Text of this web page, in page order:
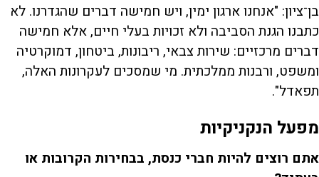
בן־ציון: "אנחנו ארגון ימין, ויש חמישה דברים שהגדרנו. לא
כתבנו הגנת הסביבה ולא זכויות בעלי חיים, אלא חמישה
דברים מרכזיים: שירות צבאי, ריבונות, ביטחון, דמוקרטיה
ומשפט, ורבנות ממלכתית. מי שמסכים לעקרונות האלה,
תפאדל".
מפעל הנקניקיות
אתם רוצים להיות חברי כנסת, בבחירות הקרובות או